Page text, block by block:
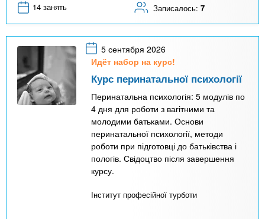
14 занять
Записалось: 7
5 сентября 2026
Идёт набор на курс!
Курс перинатальної психології
Перинатальна психологія: 5 модулів по
4 дня для роботи з вагітними та
молодими батьками. Основи
перинатальної психології, методи
роботи при підготовці до батьківства і
пологів. Свідоцтво після завершення
курсу.
Інститут професійної турботи